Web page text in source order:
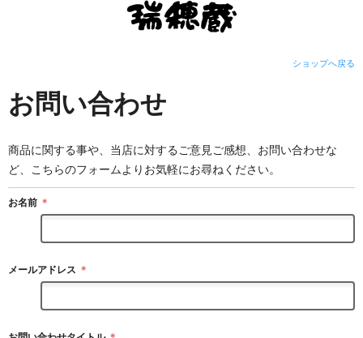
ショップへ戻る
お問い合わせ
商品に関する事や、当店に対するご意見ご感想、お問い合わせな
ど、こちらのフォームよりお気軽にお尋ねください。
お名前 ＊
メールアドレス ＊